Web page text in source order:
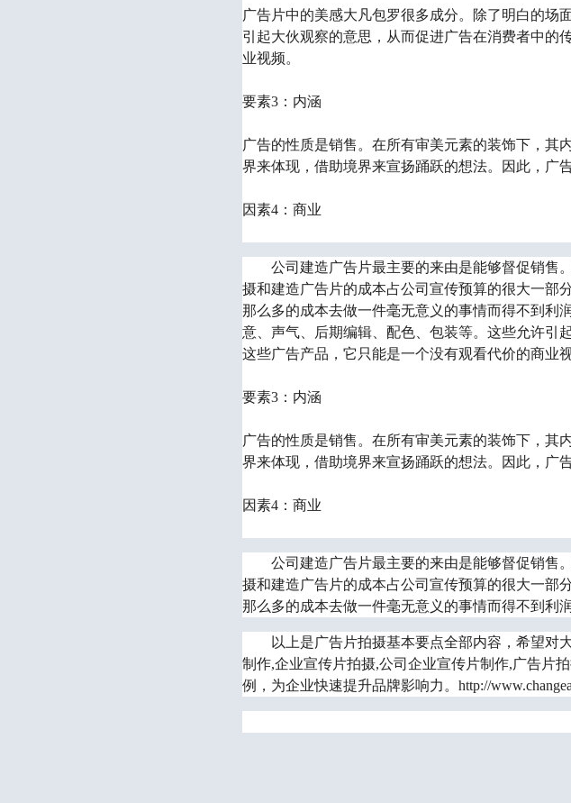
广告片中的美感大凡包罗很多成分。除了明白的场
引起大伙观察的意思，从而促进广告在消费者中的
业视频。
要素3：内涵
广告的性质是销售。在所有审美元素的装饰下，其
界来体现，借助境界来宣扬踊跃的想法。因此，广
因素4：商业
公司建造广告片最主要的来由是能够督促销售
摄和建造广告片的成本占公司宣传预算的很大一部
那么多的成本去做一件毫无意义的事情而得不到利润
意、声气、后期编辑、配色、包装等。这些允许引
这些广告产品，它只能是一个没有观看代价的商业视
要素3：内涵
广告的性质是销售。在所有审美元素的装饰下，其
界来体现，借助境界来宣扬踊跃的想法。因此，广
因素4：商业
公司建造广告片最主要的来由是能够督促销售
摄和建造广告片的成本占公司宣传预算的很大一部
那么多的成本去做一件毫无意义的事情而得不到利润
以上是广告片拍摄基本要点全部内容，希望对
制作,企业宣传片拍摄,公司企业宣传片制作,广告片
例，为企业快速提升品牌影响力。 http://